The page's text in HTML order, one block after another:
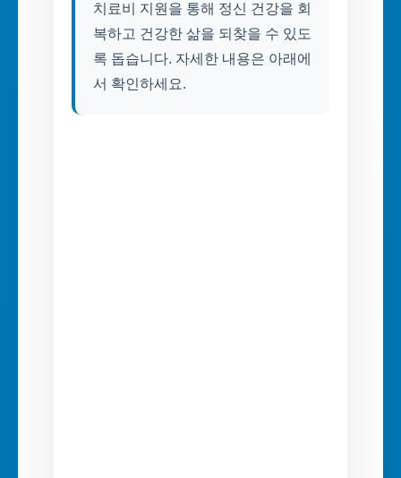
치료비 지원을 통해 정신 건강을 회
복하고 건강한 삶을 되찾을 수 있도
록 돕습니다. 자세한 내용은 아래에
서 확인하세요.